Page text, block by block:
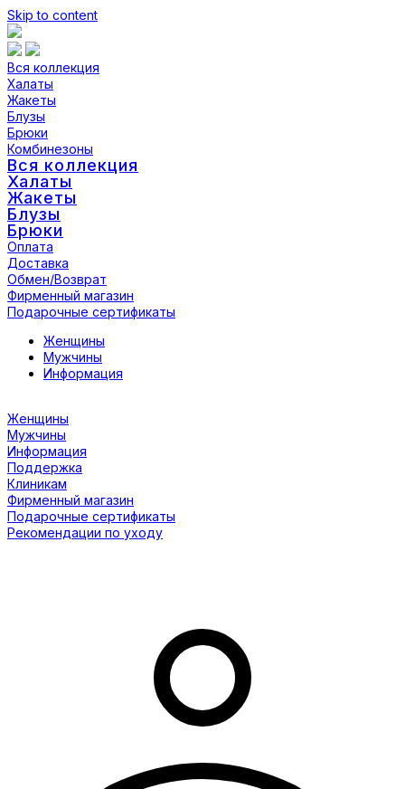
Skip to content
Вся коллекция
Халаты
Жакеты
Блузы
Брюки
Комбинезоны
Вся коллекция
Халаты
Жакеты
Блузы
Брюки
Оплата
Доставка
Обмен/Возврат
Фирменный магазин
Подарочные сертификаты
Женщины
Мужчины
Информация
Женщины
Мужчины
Информация
Поддержка
Клиникам
Фирменный магазин
Подарочные сертификаты
Рекомендации по уходу